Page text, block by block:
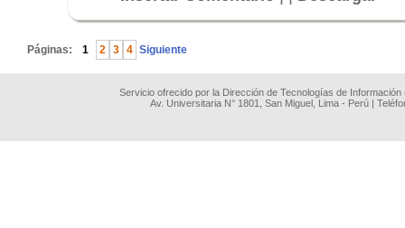
Páginas: 1 2 3 4 Siguiente
Servicio ofrecido por la Dirección de Tecnologías de
Av. Universitaria N° 1801, San Miguel, Lima - Perú |